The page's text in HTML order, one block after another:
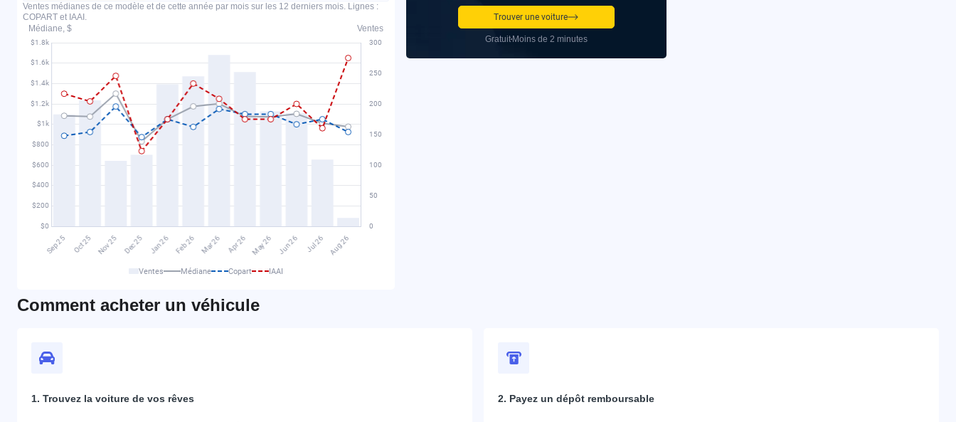
Ventes médianes de ce modèle et de cette année par mois sur les 12 derniers mois. Lignes :
COPART et IAAI.
Médiane, $
Ventes
Ventes Médiane Copart IAAI
Trouver une voiture
GratuitMoins de 2 minutes
Comment acheter un véhicule
1. Trouvez la voiture de vos rêves 2. Payez un dépôt remboursable